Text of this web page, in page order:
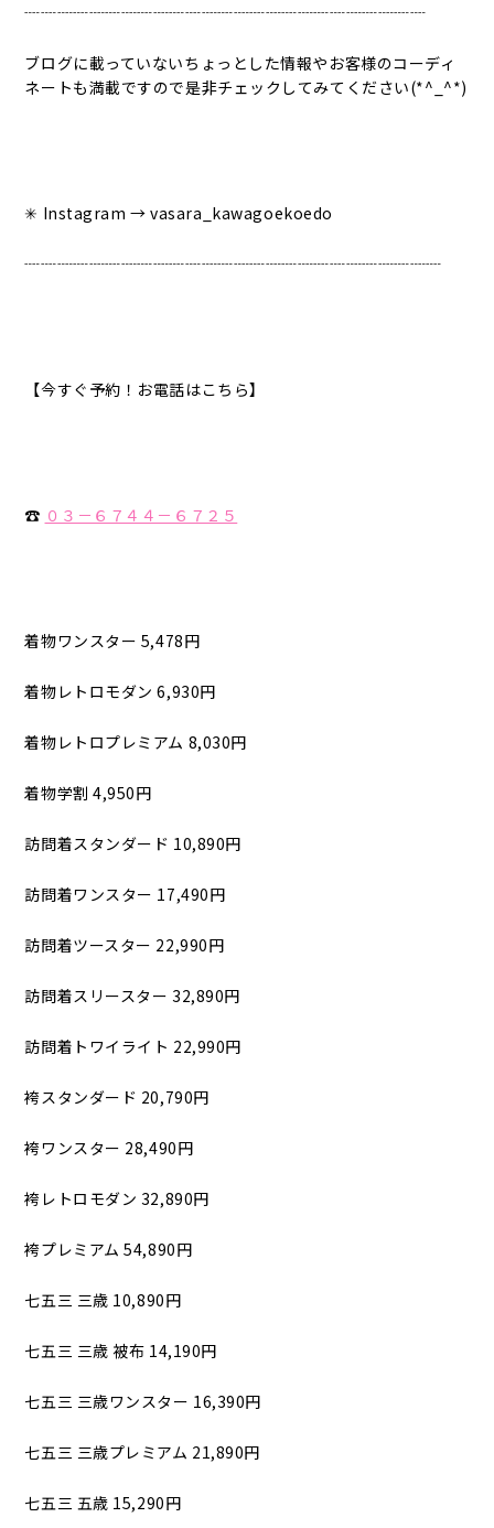
┈┈┈┈┈┈┈┈┈┈┈┈┈┈┈┈┈┈┈┈┈┈┈┈┈
ブログに載っていないちょっとした情報やお客様のコーディ
ネートも満載ですので是非チェックしてみてください(*^_^*)
✳︎ Instagram → vasara_kawagoekoedo
┈┈┈┈┈┈┈┈┈┈┈┈┈┈┈┈┈┈┈┈┈┈┈┈┈┈
【今すぐ予約！お電話はこちら】
☎︎ ０３－６７４４－６７２５
着物ワンスター 5,478円
着物レトロモダン 6,930円
着物レトロプレミアム 8,030円
着物学割 4,950円
訪問着スタンダード 10,890円
訪問着ワンスター 17,490円
訪問着ツースター 22,990円
訪問着スリースター 32,890円
訪問着トワイライト 22,990円
袴スタンダード 20,790円
袴ワンスター 28,490円
袴レトロモダン 32,890円
袴プレミアム 54,890円
七五三 三歳 10,890円
七五三 三歳 被布 14,190円
七五三 三歳ワンスター 16,390円
七五三 三歳プレミアム 21,890円
七五三 五歳 15,290円